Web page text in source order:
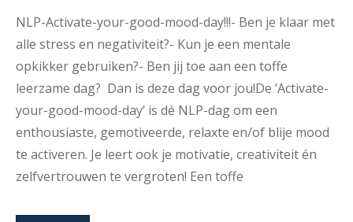
NLP-Activate-your-good-mood-day!!!- Ben je klaar met
alle stress en negativiteit?- Kun je een mentale
opkikker gebruiken?- Ben jij toe aan een toffe
leerzame dag? Dan is deze dag voor jou!De ‘Activate-
your-good-mood-day’ is dé NLP-dag om een
enthousiaste, gemotiveerde, relaxte en/of blije mood
te activeren. Je leert ook je motivatie, creativiteit én
zelfvertrouwen te vergroten! Een toffe